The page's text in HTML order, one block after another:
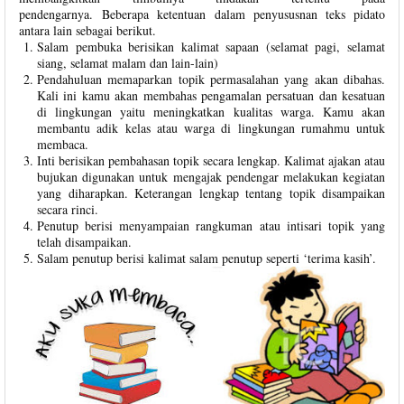
pendengarnya. Beberapa ketentuan dalam penyususnan teks pidato
antara lain sebagai berikut.
Salam pembuka berisikan kalimat sapaan (selamat pagi, selamat
siang, selamat malam dan lain-lain)
Pendahuluan memaparkan topik permasalahan yang akan dibahas.
Kali ini kamu akan membahas pengamalan persatuan dan kesatuan
di lingkungan yaitu meningkatkan kualitas warga. Kamu akan
membantu adik kelas atau warga di lingkungan rumahmu untuk
membaca.
Inti berisikan pembahasan topik secara lengkap. Kalimat ajakan atau
bujukan digunakan untuk mengajak pendengar melakukan kegiatan
yang diharapkan. Keterangan lengkap tentang topik disampaikan
secara rinci.
Penutup berisi menyampaian rangkuman atau intisari topik yang
telah disampaikan.
Salam penutup berisi kalimat salam penutup seperti ‘terima kasih’.